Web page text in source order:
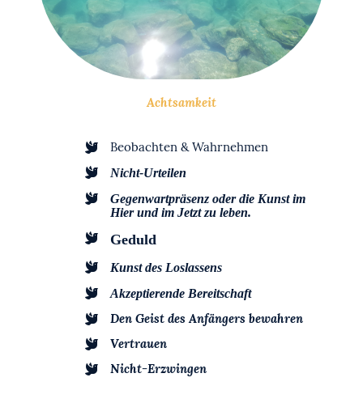
Achtsamkeit
Beobachten & Wahrnehmen
Nicht-Urteilen
Gegenwartpräsenz oder die Kunst im
Hier und im Jetzt zu leben.
Geduld
Kunst des Loslassens
Akzeptierende Bereitschaft
Den Geist des Anfängers bewahren
Vertrauen
Nicht-Erzwingen